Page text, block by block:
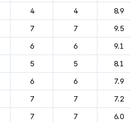
4 4
8.9
7 7
9.5
6 6
9.1
5 5
8.1
6 6
7.9
7 7
7.2
7 7
6.0